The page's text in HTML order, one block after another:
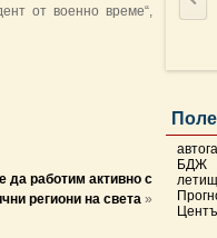
БДЖ
от военно време“,
работим активно с
региони на света »